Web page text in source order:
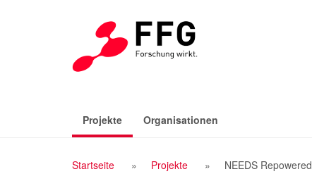
Projekte(aktiv)Organisationen
Breadcrumb
Startseite Projekte NEEDS Repowered